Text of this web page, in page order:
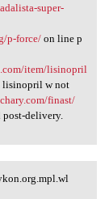
super-
p-force/on line p
item/lisinopril
w not
finast/
delivery.